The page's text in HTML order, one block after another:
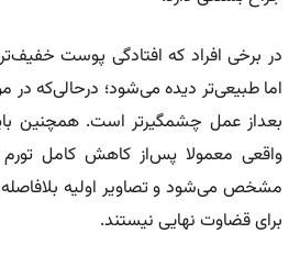
در برخی افراد که افتادگی پوست
اما طبیعی‌تر دیده می‌شود؛ درحالی‌که در
بعد‌از عمل چشمگیرتر است. همچنین
واقعی معمولا پس‌از کاهش کامل
مشخص می‌شود و تصاویر اولیه
برای قضاوت نهایی نیستند.